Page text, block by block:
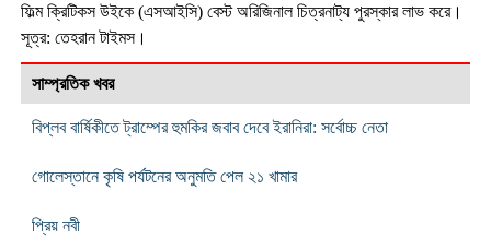
ফিল্ম ক্রিটিকস উইকে (এসআইসি) বেস্ট অরিজিনাল চিত্রনাট্য পুরস্কার লাভ করে।
সূত্র: তেহরান টাইমস।
সাম্প্রতিক খবর
বিপ্লব বার্ষিকীতে ট্রাম্পের হুমকির জবাব দেবে ইরানিরা: সর্বোচ্চ নেতা
গোলেস্তানে কৃষি পর্যটনের অনুমতি পেল ২১ খামার
প্রিয় নবী